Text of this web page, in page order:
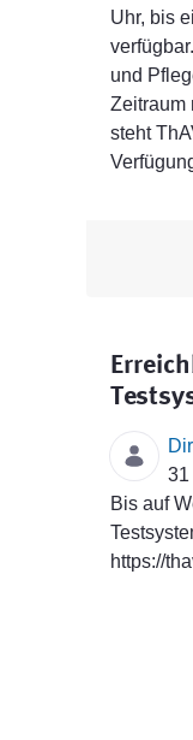
Uhr, bis
und
Zeitraum
steht
31
Bis auf
https://